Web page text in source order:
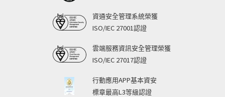
資通安全管理系統榮獲
ISO/IEC 27001認證
雲端服務資訊安全管理榮獲
ISO/IEC 27017認證
行動應用APP基本資安
標章最高L3等級認證